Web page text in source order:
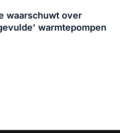
waarschuwt over
warmtepompen